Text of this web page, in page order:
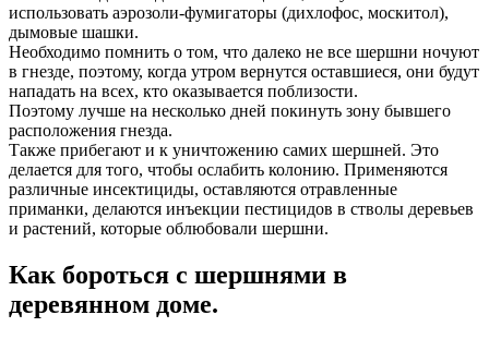
использовать аэрозоли-фумигаторы (дихлофос, москитол),
дымовые шашки.
Необходимо помнить о том, что далеко не все шершни ночуют
в гнезде, поэтому, когда утром вернутся оставшиеся, они будут
нападать на всех, кто оказывается поблизости.
Поэтому лучше на несколько дней покинуть зону бывшего
расположения гнезда.
Также прибегают и к уничтожению самих шершней. Это
делается для того, чтобы ослабить колонию. Применяются
различные инсектициды, оставляются отравленные
приманки, делаются инъекции пестицидов в стволы деревьев
и растений, которые облюбовали шершни.
Как бороться с шершнями в
деревянном доме.